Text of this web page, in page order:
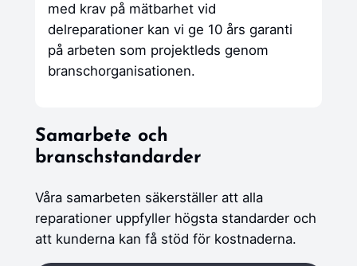
med krav på mätbarhet vid
delreparationer kan vi ge 10 års garanti
på arbeten som projektleds genom
branschorganisationen.
Samarbete och
branschstandarder
Våra samarbeten säkerställer att alla
reparationer uppfyller högsta standarder och
att kunderna kan få stöd för kostnaderna.